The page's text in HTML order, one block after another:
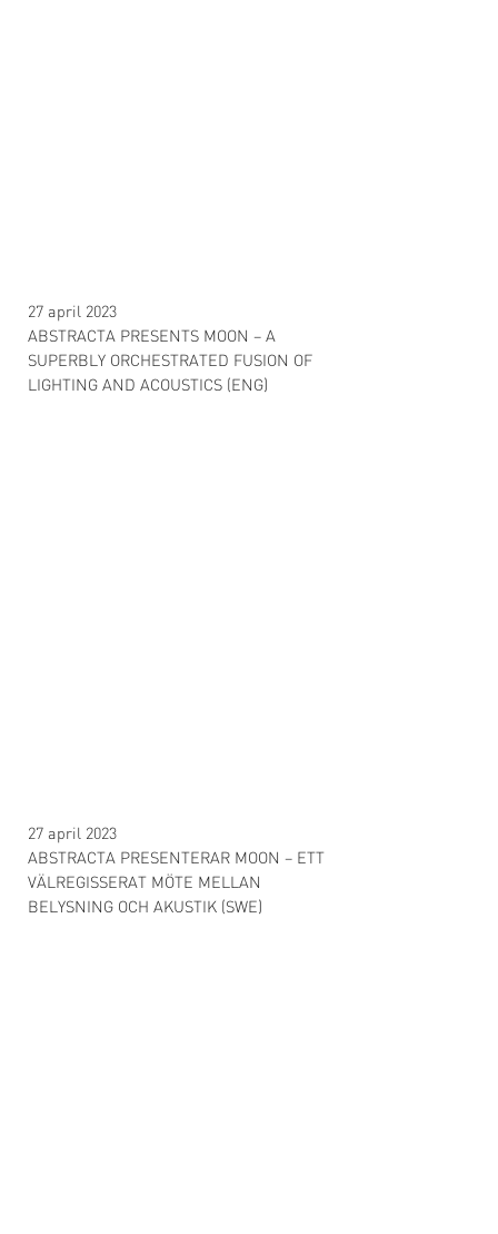
27 april 2023
ABSTRACTA PRESENTS MOON – A
SUPERBLY ORCHESTRATED FUSION OF
LIGHTING AND ACOUSTICS (ENG)
27 april 2023
ABSTRACTA PRESENTERAR MOON – ETT
VÄLREGISSERAT MÖTE MELLAN
BELYSNING OCH AKUSTIK (SWE)